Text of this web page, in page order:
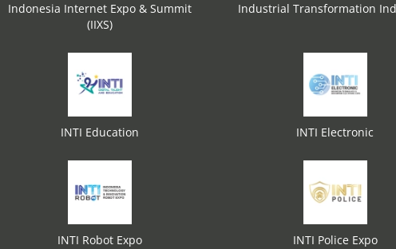
Indonesia Internet Expo & Summit
(IIXS)
Industrial Transformation
INTI Education INTI Electronic
INTI Robot Expo INTI Police Expo